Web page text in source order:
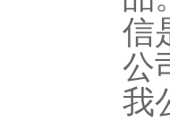
信
公
我